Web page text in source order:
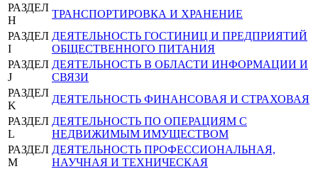
РАЗДЕЛ
H
ТРАНСПОРТИРОВКА И ХРАНЕНИЕ
РАЗДЕЛ
I
ДЕЯТЕЛЬНОСТЬ ГОСТИНИЦ И ПРЕДПРИЯТИЙ
ОБЩЕСТВЕННОГО ПИТАНИЯ
РАЗДЕЛ
J
ДЕЯТЕЛЬНОСТЬ В ОБЛАСТИ ИНФОРМАЦИИ И
СВЯЗИ
РАЗДЕЛ
K
ДЕЯТЕЛЬНОСТЬ ФИНАНСОВАЯ И СТРАХОВАЯ
РАЗДЕЛ
L
ДЕЯТЕЛЬНОСТЬ ПО ОПЕРАЦИЯМ С
НЕДВИЖИМЫМ ИМУЩЕСТВОМ
РАЗДЕЛ
M
ДЕЯТЕЛЬНОСТЬ ПРОФЕССИОНАЛЬНАЯ,
НАУЧНАЯ И ТЕХНИЧЕСКАЯ